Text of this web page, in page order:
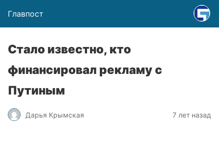
Главпост
Стало известно, кто
финансировал рекламу с
Путиным
Дарья Крымская 7 лет назад